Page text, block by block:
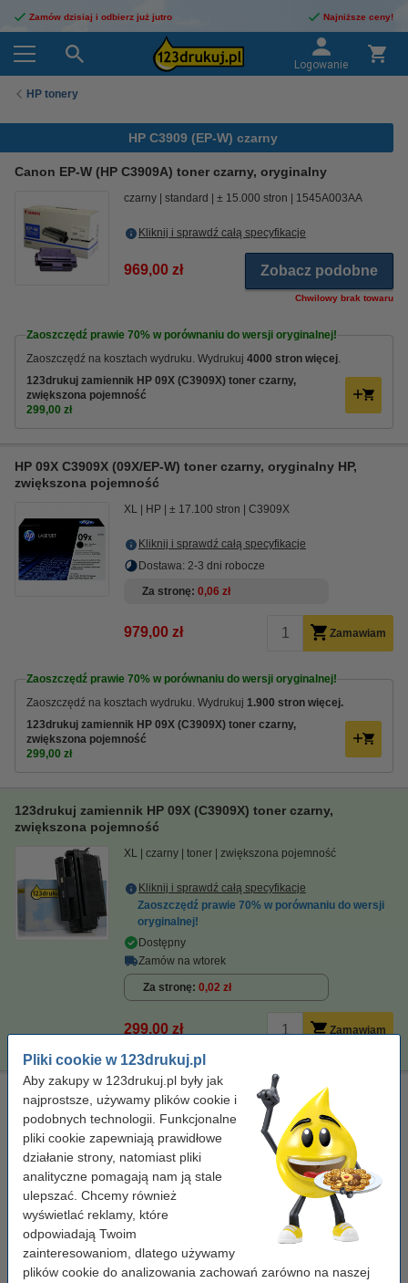
Pliki cookie w 123drukuj.pl
Aby zakupy w 123drukuj.pl były jak
najprostsze, używamy plików cookie i
podobnych technologii. Funkcjonalne
pliki cookie zapewniają prawidłowe
działanie strony, natomiast pliki
analityczne pomagają nam ją stale
ulepszać. Chcemy również
wyświetlać reklamy, które
odpowiadają Twoim
zainteresowaniom, dlatego używamy
plików cookie do analizowania zachowań zarówno na naszej
Zamów dzisiaj i odbierz już jutro Najniższe ceny!
Logowanie
HP tonery
HP C3909 (EP-W) czarny
Canon EP-W (HP C3909A) toner czarny, oryginalny
czarny standard ± 15.000 stron 1545A003AA
Kliknij i sprawdź całą specyfikacje
969,00 zł Zobacz podobne
Chwilowy brak towaru
Zaoszczędź prawie 70% w porównaniu do wersji oryginalnej!
Zaoszczędź na kosztach wydruku. Wydrukuj 4000 stron więcej.
123drukuj zamiennik HP 09X (C3909X) toner czarny,
zwiększona pojemność
299,00 zł
HP 09X C3909X (09X/EP-W) toner czarny, oryginalny HP,
zwiększona pojemność
XL HP ± 17.100 stron C3909X
Kliknij i sprawdź całą specyfikacje
Dostawa: 2-3 dni robocze
Za stronę 0,06 zł
979,00 zł Zamawiam
Zaoszczędź prawie 70% w porównaniu do wersji oryginalnej!
Zaoszczędź na kosztach wydruku. Wydrukuj 1.900 stron więcej.
123drukuj zamiennik HP 09X (C3909X) toner czarny,
zwiększona pojemność
299,00 zł
123drukuj zamiennik HP 09X (C3909X) toner czarny,
zwiększona pojemność
XL czarny toner zwiększona pojemność
Kliknij i sprawdź całą specyfikacje
Zaoszczędź prawie 70% w porównaniu do wersji
oryginalnej!
Dostępny
Zamów na wtorek
Za stronę 0,02 zł
299,00 zł Zamawiam
Ściereczka do czyszczenia drukarki laserowej
ściereczka do czyszczenia 43 x 32 cm
żółty
999058
Kliknij i sprawdź całą specyfikacje
Dostępny
Zamów na wtorek
7,50 zł